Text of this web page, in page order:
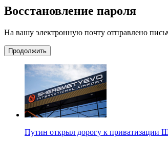
Восстановление пароля
На вашу электронную почту отправлено
Продолжить
Путин открыл дорогу к приватизации